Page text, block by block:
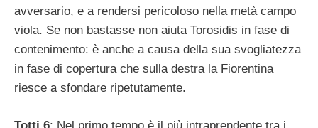
avversario, e a rendersi pericoloso nella metà campo
viola. Se non bastasse non aiuta Torosidis in fase di
contenimento: è anche a causa della sua svogliatezza
in fase di copertura che sulla destra la Fiorentina
riesce a sfondare ripetutamente.